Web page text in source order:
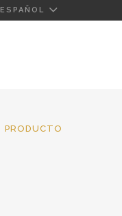
ESPAÑOL
PRODUCTO